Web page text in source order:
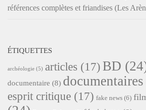
références complètes et friandises (Les
ÉTIQUETTES
archéologie (5) articles (17) BD
documentaire (8) documentaires
esprit critique (17) fake news (6)